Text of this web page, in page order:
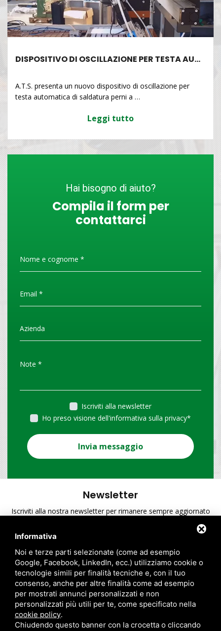
DISPOSITIVO DI OSCILLAZIONE PER TESTA AU…
A.T.S. presenta un nuovo dispositivo di oscillazione per
testa automatica di saldatura perni a …
Leggi tutto
Hai bisogno di aiuto?
Compila il form per
contattarci
Iscriviti alla newsletter
Ho preso visione dell'informativa sulla privacy*
Invia messaggio
Newsletter
Iscriviti alla nostra newsletter per rimanere sempre aggiornato
Ho preso visione dell'informativa sulla privacy
Informativa
Noi e terze parti selezionate (come ad esempio
Google, Facebook, LinkedIn, ecc.) utilizziamo cookie o
tecnologie simili per finalità tecniche e, con il tuo
consenso, anche per altre finalità come ad esempio
per mostrati annunci personalizzati e non
personalizzati più utili per te, come specificato nella
cookie policy.
Chiudendo questo banner con la crocetta o cliccando